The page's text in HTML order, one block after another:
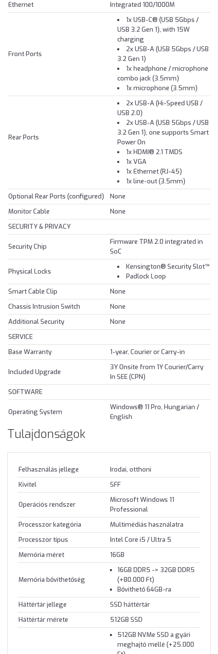
Ethernet
Integrated 100/1000M
Front Ports
1x USB-C® (USB 5Gbps /
USB 3.2 Gen 1), with 15W
charging
2x USB-A (USB 5Gbps / USB
3.2 Gen 1)
1x headphone / microphone
combo jack (3.5mm)
1x microphone (3.5mm)
Rear Ports
2x USB-A (Hi-Speed USB /
USB 2.0)
2x USB-A (USB 5Gbps / USB
3.2 Gen 1), one supports Smart
Power On
1x HDMI® 2.1 TMDS
1x VGA
1x Ethernet (RJ-45)
1x line-out (3.5mm)
Optional Rear Ports (configured)
None
Monitor Cable
None
SECURITY & PRIVACY
Security Chip
Firmware TPM 2.0 integrated in
SoC
Physical Locks
Kensington® Security Slot™
Padlock Loop
Smart Cable Clip
None
Chassis Intrusion Switch
None
Additional Security
None
SERVICE
Base Warranty
1-year, Courier or Carry-in
Included Upgrade
3Y Onsite from 1Y Courier/Carry
In SEE (CPN)
SOFTWARE
Operating System
Windows® 11 Pro, Hungarian /
English
Tulajdonságok
Felhasználás jellege
Irodai, otthoni
Kivitel
SFF
Operációs rendszer
Microsoft Windows 11
Professional
Processzor kategória
Multimédiás használatra
Processzor típus
Intel Core i5 / Ultra 5
Memória méret
16GB
Memória bővíthetőség
16GB DDR5 -> 32GB DDR5
(+80.000 Ft)
Bővíthető 64GB-ra
Háttértár jellege
SSD háttértár
Háttértár mérete
512GB SSD
512GB NVMe SSD a gyári
meghajtó mellé (+25.000